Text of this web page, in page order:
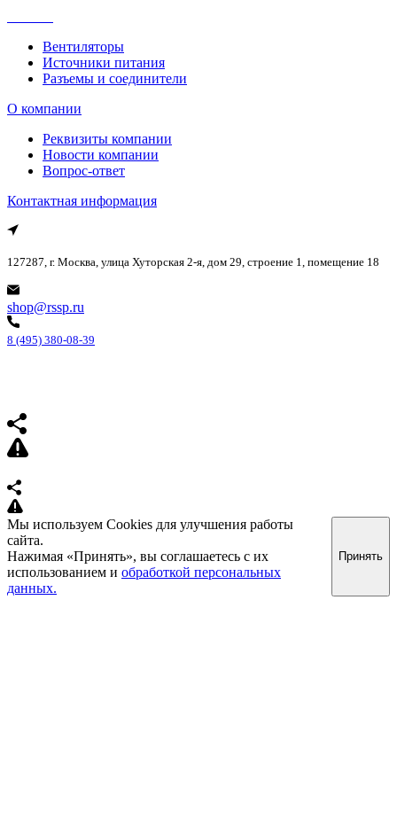
Вентиляторы
Источники питания
Разъемы и соединители
О компании
Реквизиты компании
Новости компании
Вопрос-ответ
Контактная информация
127287, г. Москва, улица Хуторская 2-я, дом 29, строение 1, помещение 18
shop@rssp.ru
8 (495) 380-08-39
Мы используем Cookies для улучшения работы
сайта.
Нажимая «Принять», вы соглашаетесь с их
использованием и обработкой персональных
данных.
Принять